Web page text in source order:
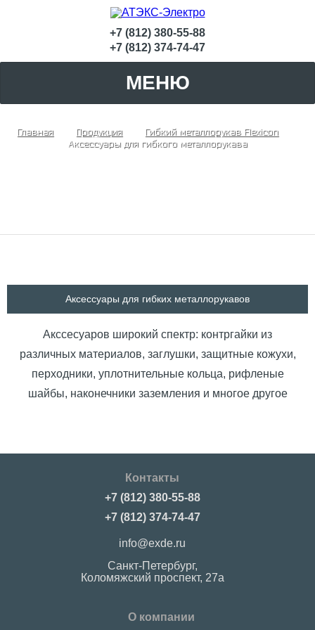
+7 (812) 380-55-88
+7 (812) 374-74-47
МЕНЮ
Главная Продукция
Гибкий металлорукав Flexicon
Аксессуары для гибкого металлорукава
Аксессуары для гибких металлорукавов
Акссесуаров широкий спектр: контргайки из
различных материалов, заглушки, защитные кожухи,
перходники, уплотнительные кольца, рифленые
шайбы, наконечники заземления и многое другое
Контакты
+7 (812) 380-55-88
+7 (812) 374-74-47
info@exde.ru
Санкт-Петербург,
Коломяжский проспект, 27a
О компании